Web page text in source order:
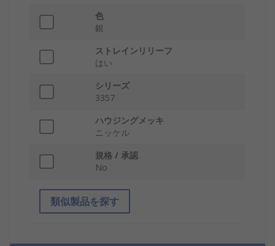
色
銀
ストレインリリーフ
はい
シリーズ
3357
ハウジングメッキ
ニッケル
規格 / 承認
No
類似製品を探す